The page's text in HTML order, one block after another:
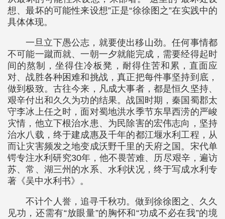
想、最坏的可能性来设想”正是“徐徐图之”在实践中的
具体体现。
一旦立下愚公志，就要使出移山劲。任何事情都
不可能一蹴而就、一朝一夕就能完成，需要经得起时
间的熬制，坐得住冷板凳，耐得住苦和累，直面应
对、战胜各种困难和挑战，真正把每件事坚持到底，
做到极致。古往今来，凡成大事者，都是恒久坚持、
艰辛付出和久久为功的结果。战国时期，秦国蜀郡太
守李冰上任之时，面对蜀地洪水季节东旱西涝的严峻
灾情，他立下根治水患、为民除害的宏伟志向，坚持
治水八载，终于建成惠及千年的都江堰水利工程，从
而让灾害频发之地变成沃野千里的天府之国。宋代单
锷专注水利研究30年，他不畏苦难、历尽艰辛，遍访
苏、常、湖三州的水系、水利状况，终于写成水利专
著《吴中水利书》。
不计个人誉，追寻千秋功。做到徐徐图之、久久
见功，还需有“放眼量”的胸怀和“功成不必在我”的境